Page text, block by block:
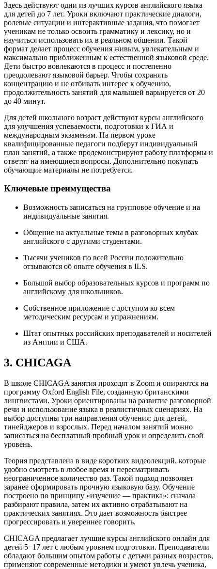
Здесь действуют одни из лучших курсов английского языка
для детей до 7 лет. Уроки включают практические диалоги,
ролевые ситуации и интерактивные задания, что помогает
ученикам не только освоить грамматику и лексику, но и
научиться использовать их в реальном общении. Такой
формат делает процесс обучения живым, увлекательным и
максимально приближенным к естественной языковой среде.
Дети быстро вовлекаются в процесс и постепенно
преодолевают языковой барьер. Чтобы сохранять
концентрацию и не отбивать интерес к обучению,
продолжительность занятий для малышей варьируется от 20
до 40 минут.
Для детей школьного возраст действуют курсы английского
для улучшения успеваемости, подготовки к ГИА и
международным экзаменам. На первом уроке
квалифицированные педагоги подберут индивидуальный
план занятий, а также продемонстрируют работу платформы и
ответят на имеющиеся вопросы. Дополнительно покупать
обучающие материалы не потребуется.
Ключевые преимущества
Возможность записаться на групповое обучение и на
индивидуальные занятия.
Общение на актуальные темы в разговорных клубах
английского с другими студентами.
Тысячи учеников по всей России положительно
отзываются об опыте обучения в ILS.
Большой выбор образовательных курсов и программ по
английскому для школьников.
Собственное приложение с доступом ко всем
методическим ресурсам и упражнениям.
Штат опытных российских преподавателей и носителей
из Англии и США.
3. CHICAGA
В школе CHICAGA занятия проходят в Zoom и опираются на
программу Oxford English File, созданную британскими
лингвистами. Уроки ориентированы на развитие разговорной
речи и использование языка в реалистичных сценариях. На
выбор доступны три направления обучения: для детей,
тинейджеров и взрослых. Перед началом занятий можно
записаться на бесплатный пробный урок и определить свой
уровень.
Теория представлена в виде коротких видеолекций, которые
удобно смотреть в любое время и пересматривать
неограниченное количество раз. Такой подход позволяет
заранее сформировать прочную языковую базу. Обучение
построено по принципу «изучение — практика»: сначала
разбирают правила, затем их активно отрабатывают на
практических занятиях. Это дает возможность быстрее
прогрессировать и увереннее говорить.
CHICAGA предлагает лучшие курсы английского онлайн для
детей 5−17 лет с любым уровнем подготовки. Преподаватели
обладают большим опытом работы с детьми разных возрастов,
применяют современные методики и умеют увлечь ученика,